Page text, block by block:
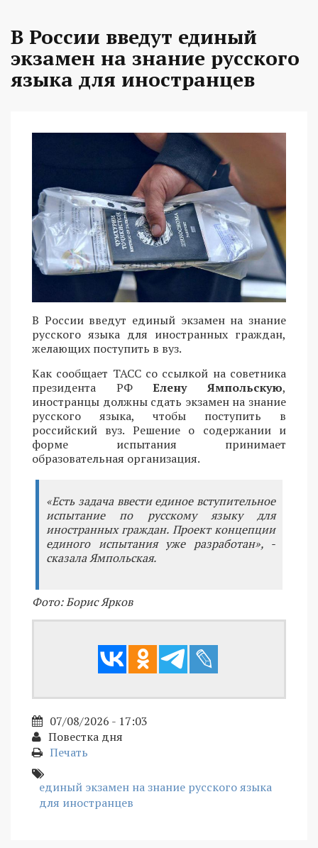
В России введут единый
экзамен на знание русского
языка для иностранцев
В России введут единый экзамен на знание
русского языка для иностранных граждан,
желающих поступить в вуз.
Как сообщает ТАСС со ссылкой на советника
президента РФЕлену Ямпольскую,
иностранцы должны сдать экзамен на знание
русского языка, чтобы поступить в
российский вуз. Решение о содержании и
форме испытания принимает
образовательная организация.
«Есть задача ввести единое вступительное
испытание по русскому языку для
иностранных граждан. Проект концепции
единого испытания уже разработан», -
сказала Ямпольская.
Фото: Борис Ярков
07/08/2026 - 17:03
Повестка дня
Печать
единый экзамен на знание русского языка
для иностранцев